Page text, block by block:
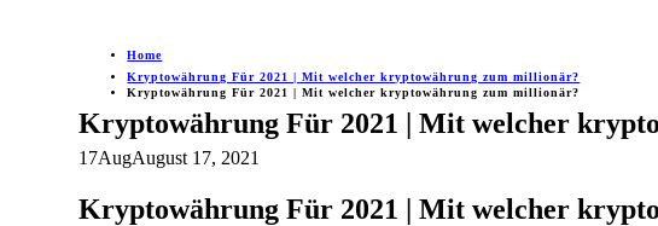
Home
Kryptowährung Für 2021 | Mit welcher kryptowährung zum millionär?
Kryptowährung Für 2021 | Mit welcher kryptowährung zum millionär?
Kryptowährung Für 2021 | Mit welcher
17AugAugust 17, 2021
Kryptowährung Für 2021 | Mit welcher